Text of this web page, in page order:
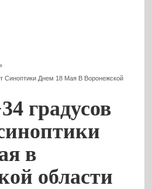
Синоптики Днем 18 Мая В Воронежской
градусов
в
области